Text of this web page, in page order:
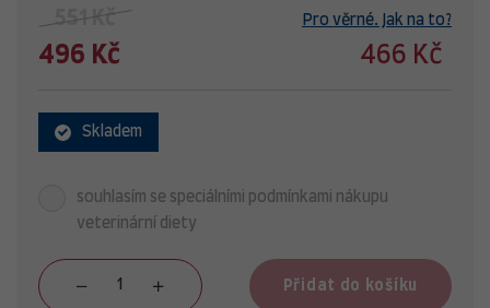
551 Kč Pro věrné. Jak na to?
496 Kč 466 Kč
Skladem
souhlasím se speciálními podmínkami nákupu
veterinární diety
Přidat do košíku